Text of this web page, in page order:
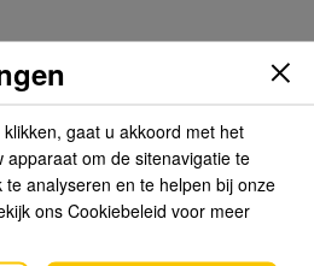
dit product
gaat u akkoord met het
apparaat om de sitenavigatie te
analyseren en te helpen bij onze
ons Cookiebeleid voor meer